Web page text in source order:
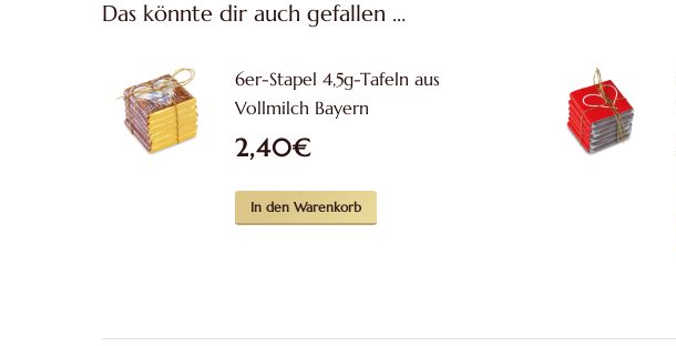
Das könnte dir auch gefallen …
6er-Stapel 4,5g-Tafeln aus
Vollmilch Bayern
2,40€
In den Warenkorb